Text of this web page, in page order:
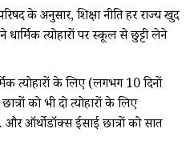
के अनुसार, शिक्षा नीति हर राज्य खुद
त्योहारों पर स्कूल से छुट्टी लेने
त्योहारों के लिए (लगभग 10 दिनों
को भी दो त्योहारों के लिए
और ऑर्थोडॉक्स ईसाई छात्रों को सात